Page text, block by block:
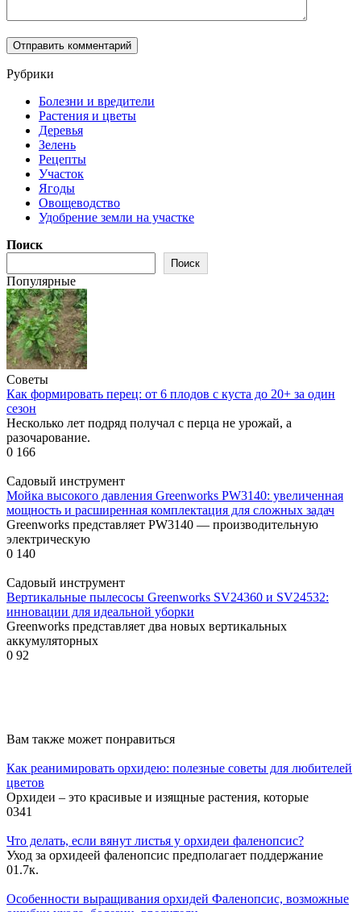
Рубрики
Болезни и вредители
Растения и цветы
Деревья
Зелень
Рецепты
Участок
Ягоды
Овощеводство
Удобрение земли на участке
Поиск
Поиск
Популярные
Советы
Как формировать перец: от 6 плодов с куста до 20+ за один
сезон
Несколько лет подряд получал с перца не урожай, а
разочарование.
0 166
Садовый инструмент
Мойка высокого давления Greenworks PW3140: увеличенная
мощность и расширенная комплектация для сложных задач
Greenworks представляет PW3140 — производительную
электрическую
0 140
Садовый инструмент
Вертикальные пылесосы Greenworks SV24360 и SV24532:
инновации для идеальной уборки
Greenworks представляет два новых вертикальных
аккумуляторных
0 92
Вам также может понравиться
Как реанимировать орхидею: полезные советы для любителей
цветов
Орхидеи – это красивые и изящные растения, которые
0341
Что делать, если вянут листья у орхидеи фаленопсис?
Уход за орхидеей фаленопсис предполагает поддержание
01.7к.
Особенности выращивания орхидей Фаленопсис, возможные